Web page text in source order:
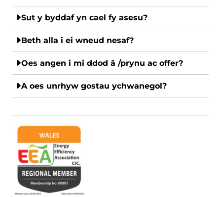
Sut y byddaf yn cael fy asesu?
Beth alla i ei wneud nesaf?
Oes angen i mi ddod â /prynu ac offer?
A oes unrhyw gostau ychwanegol?